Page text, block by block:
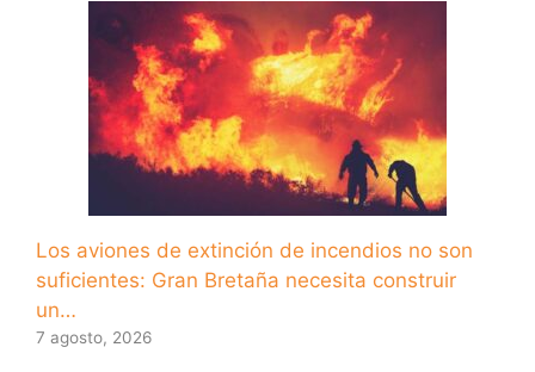
Los aviones de extinción de incendios no son
suficientes: Gran Bretaña necesita construir
un…
7 agosto, 2026